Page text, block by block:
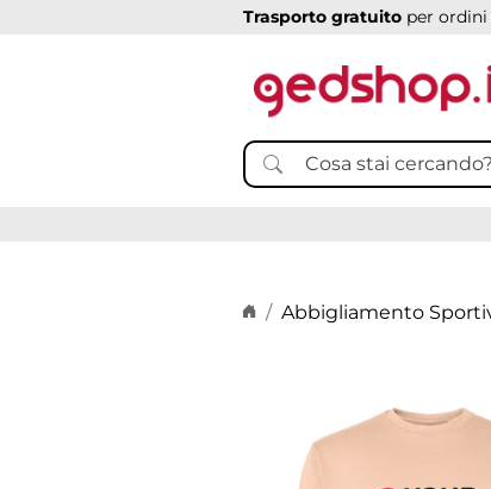
Trasporto gratuito per ordini
Home page
Abbigliamento